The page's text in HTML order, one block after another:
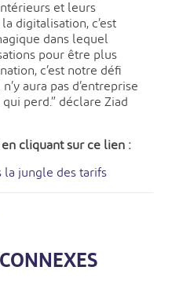
et leurs
digitalisation, c’est
dans lequel
pour être plus
c’est notre défi
aura pas d’entreprise
perd.” déclare Ziad
cliquant sur ce lien :
la jungle des tarifs